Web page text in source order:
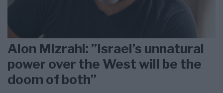
Alon Mizrahi: ”Israel’s unnatural
power over the West will be the
doom of both”